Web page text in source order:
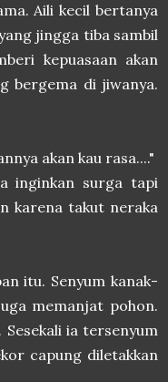
Aili kecil bertanya
jingga tiba sambil
kepuasaan akan
bergema di jiwanya.
akan kau rasa...."
inginkan surga tapi
karena takut neraka
itu. Senyum kanak-
memanjat pohon.
ia tersenyum
capung diletakkan